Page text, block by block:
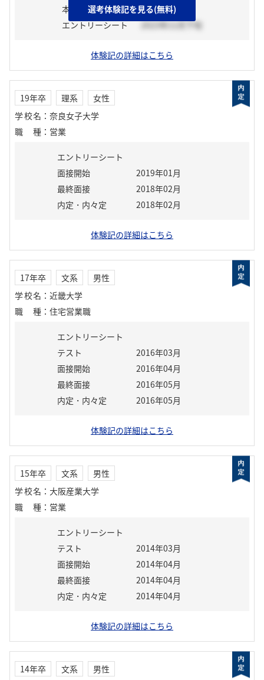
本選考前活動
エントリーシート
2023年11月下旬
体験記の詳細はこちら
選考体験記を見る(無料)
19年卒 理系
女性
学校名 ： 奈良女子大学
職種 ： 営業
エントリーシート
面接開始
2019年01月
最終面接
2018年02月
内定・内々定
2018年02月
体験記の詳細はこちら
17年卒 文系
男性
学校名 ： 近畿大学
職種 ： 住宅営業職
エントリーシート
テスト
2016年03月
面接開始
2016年04月
最終面接
2016年05月
内定・内々定
2016年05月
体験記の詳細はこちら
15年卒 文系
男性
学校名 ： 大阪産業大学
職種 ： 営業
エントリーシート
テスト
2014年03月
面接開始
2014年04月
最終面接
2014年04月
内定・内々定
2014年04月
体験記の詳細はこちら
14年卒 文系
男性